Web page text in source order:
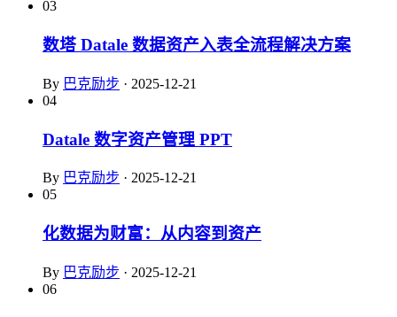
03
数塔 Datale 数据资产入表全流程解决方案
By 巴克励步 · 2025-12-21
04
Datale 数字资产管理 PPT
By 巴克励步 · 2025-12-21
05
化数据为财富：从内容到资产
By 巴克励步 · 2025-12-21
06